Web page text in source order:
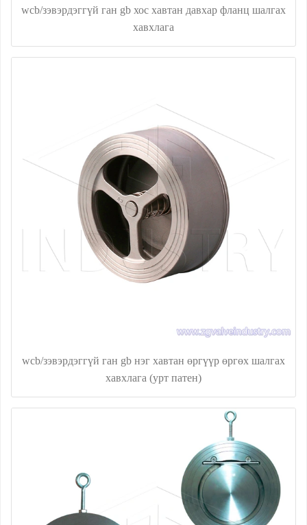
wcb/зэвэрдэггүй ган gb хос хавтан давхар фланц шалгах
хавхлага
wcb/зэвэрдэггүй ган gb нэг хавтан өргүүр өргөх шалгах
хавхлага (урт патен)